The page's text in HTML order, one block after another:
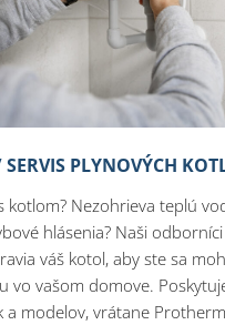
PLYNOVÝCH
kotlom? Nezohrieva teplú
hlásenia? Naši
váš kotol, aby ste sa
vo vašom domove.
a modelov, vrátane